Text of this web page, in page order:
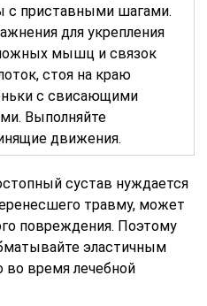
с приставными шагами.
для укрепления
мышц и связок
стоя на краю
с свисающими
Выполняйте
движения.
сустав нуждается
травму, может
повреждения. Поэтому
эластичным
во время лечебной